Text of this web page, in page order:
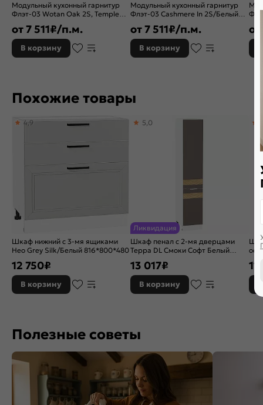
Модульный кухонный гарнитур
Флэт-03 Wotan Oak 2S, Temple
Stone 2S/Белый 2140x800x478
от7 511₽/п.м.
В корзину
Модульный кухонный гарнитур
Флэт-03 Cashmere In 2S/Белый
2140x800x478
от7 511₽/п.м.
В корзину
от
Похожие товары
Шкаф нижний с 3-мя ящиками
Нео Grey Silk/Белый 816*800*480
4,9
12 750₽
В корзину
Ликвидация
Шкаф пенал с 2-мя дверцами
Терра DL Смоки Софт Белый
5,0
13 017₽
В корзину
11
Полезные советы